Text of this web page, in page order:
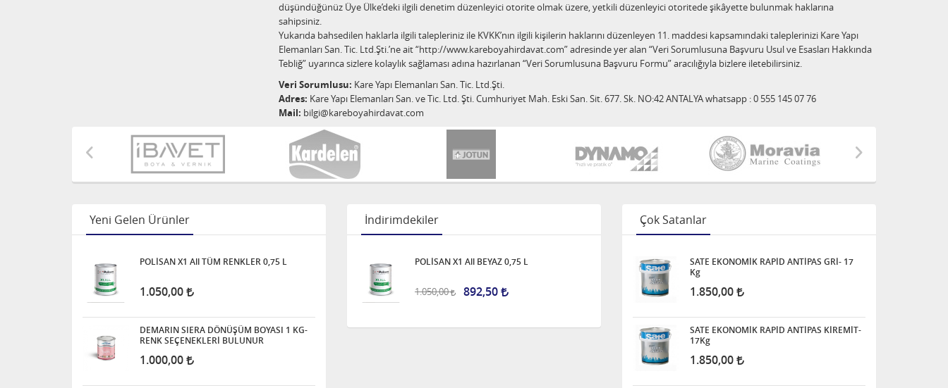
düşündüğünüz Üye Ülke’deki ilgili denetim düzenleyici otorite olmak üzere, yetkili düzenleyici otoritede şikâyette bulunmak haklarına
sahipsiniz.
Yukarıda bahsedilen haklarla ilgili talepleriniz ile KVKK’nın ilgili kişilerin haklarını düzenleyen 11. maddesi kapsamındaki taleplerinizi Kare Yapı
Elemanları San. Tic. Ltd.Şti.’ne ait “http://www.kareboyahirdavat.com” adresinde yer alan “Veri Sorumlusuna Başvuru Usul ve Esasları Hakkında
Tebliğ” uyarınca sizlere kolaylık sağlaması adına hazırlanan “Veri Sorumlusuna Başvuru Formu” aracılığıyla bizlere iletebilirsiniz.
Veri Sorumlusu: Kare Yapı Elemanları San. Tic. Ltd.Şti.
Adres: Kare Yapı Elemanları San. ve Tic. Ltd. Şti. Cumhuriyet Mah. Eski San. Sit. 677. Sk. NO:42 ANTALYA whatsapp : 0 555 145 07 76
Mail: bilgi@kareboyahirdavat.com
Yeni Gelen Ürünler
POLİSAN X1 All TÜM RENKLER 0,75 L
1.050,00
DEMARIN SIERA DÖNÜŞÜM BOYASI 1 KG-
RENK SEÇENEKLERİ BULUNUR
1.000,00
İndirimdekiler
POLİSAN X1 All BEYAZ 0,75 L
1.050,00 892,50
Çok Satanlar
SATE EKONOMİK RAPİD ANTİPAS GRİ- 17
Kg
1.850,00
SATE EKONOMİK RAPİD ANTİPAS KİREMİT-
17Kg
1.850,00